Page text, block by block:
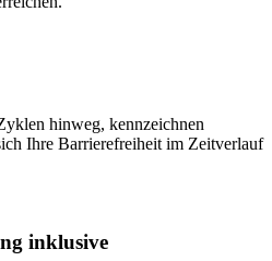
hinweg, kennzeichnen
Ihre Barrierefreiheit im Zeitverlauf
inklusive